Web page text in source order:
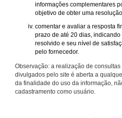
informações complementares
objetivo de obter uma
comentar e avaliar a resposta
prazo de até 20 dias,
resolvido e seu nível de
pelo fornecedor.
Observação: a realização de
divulgados pelo site é aberta a
da finalidade do uso da informação,
cadastramento como usuário.